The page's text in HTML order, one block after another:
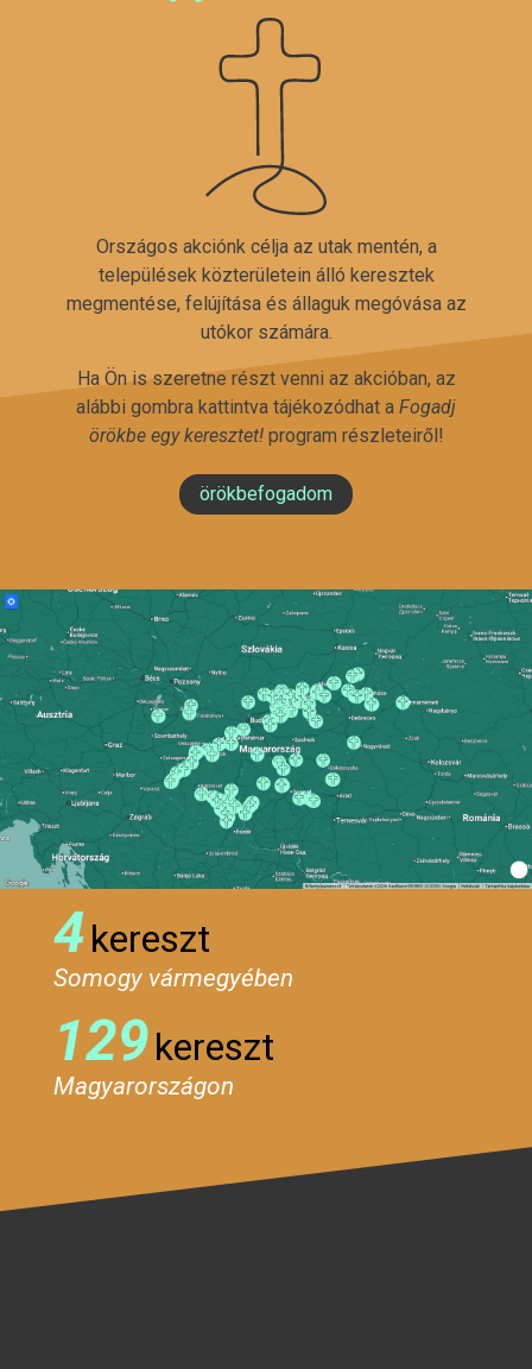
Országos akciónk célja az utak mentén, a
települések közterületein álló keresztek
megmentése, felújítása és állaguk megóvása az
utókor számára.
Ha Ön is szeretne részt venni az akcióban, az
alábbi gombra kattintva tájékozódhat a Fogadj
örökbe egy keresztet!program részleteiről!
örökbefogadom
4kereszt
Somogy vármegyében
129kereszt
Magyarországon